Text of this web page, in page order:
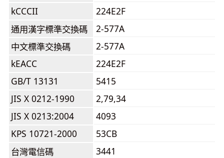
kCCCII
224E2F
通用漢字標準交換碼
2-577A
中文標準交換碼
2-577A
kEACC
224E2F
GB/T 13131
5415
JIS X 0212-1990
2,79,34
JIS X 0213:2004
4093
KPS 10721-2000
53CB
台灣電信碼
3441